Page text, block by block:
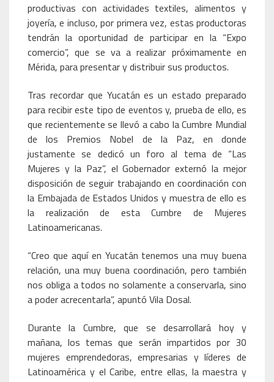
productivas con actividades textiles, alimentos y
joyería, e incluso, por primera vez, estas productoras
tendrán la oportunidad de participar en la “Expo
comercio”, que se va a realizar próximamente en
Mérida, para presentar y distribuir sus productos.
Tras recordar que Yucatán es un estado preparado
para recibir este tipo de eventos y, prueba de ello, es
que recientemente se llevó a cabo la Cumbre Mundial
de los Premios Nobel de la Paz, en donde
justamente se dedicó un foro al tema de “Las
Mujeres y la Paz”, el Gobernador externó la mejor
disposición de seguir trabajando en coordinación con
la Embajada de Estados Unidos y muestra de ello es
la realización de esta Cumbre de Mujeres
Latinoamericanas.
“Creo que aquí en Yucatán tenemos una muy buena
relación, una muy buena coordinación, pero también
nos obliga a todos no solamente a conservarla, sino
a poder acrecentarla”, apuntó Vila Dosal.
Durante la Cumbre, que se desarrollará hoy y
mañana, los temas que serán impartidos por 30
mujeres emprendedoras, empresarias y líderes de
Latinoamérica y el Caribe, entre ellas, la maestra y